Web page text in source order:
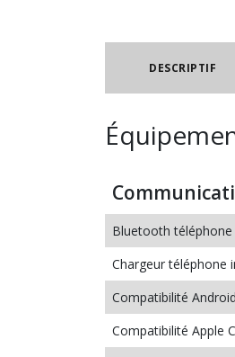
DESCRIPTIF
Bluetooth
Chargeur téléphone
Compatibilité
Compatibilité Apple